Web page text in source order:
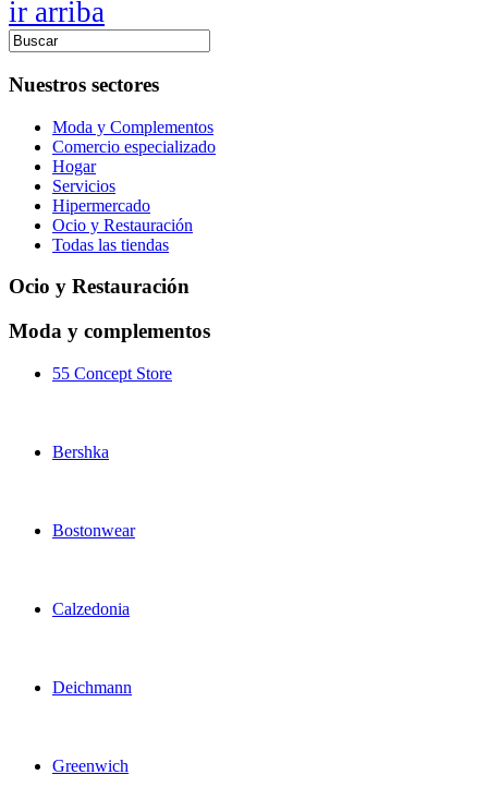
ir arriba
Nuestros sectores
Moda y Complementos
Comercio especializado
Hogar
Servicios
Hipermercado
Ocio y Restauración
Todas las tiendas
Ocio y Restauración
Moda y complementos
55 Concept Store
Bershka
Bostonwear
Calzedonia
Deichmann
Greenwich